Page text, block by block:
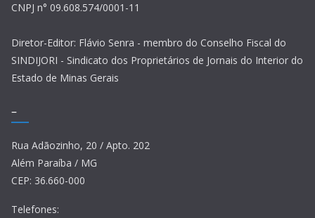
CNPJ n° 09.608.574/0001-11
Diretor-Editor: Flávio Senra - membro do Conselho Fiscal do
SINDIJORI - Sindicato dos Proprietários de Jornais do Interior do
Estado de Minas Gerais
–
Rua Adãozinho, 20 / Apto. 202
Além Paraíba / MG
CEP: 36.660-000
Telefones: